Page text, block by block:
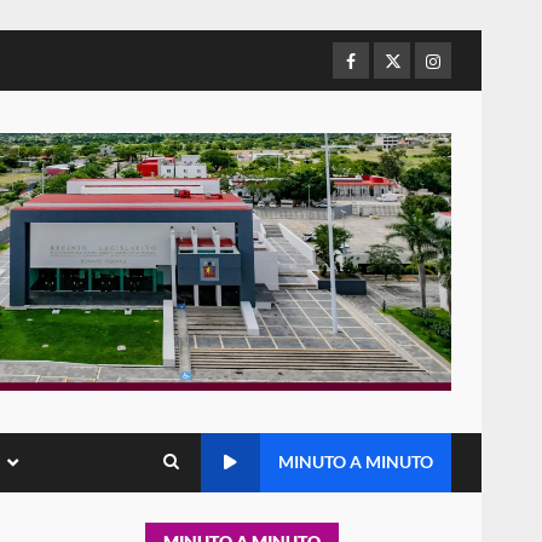
Facebook
TwitterInstagram
MINUTO A MINUTO
animal tras denuncia ciudadana
7
Detienen a Ernesto Ruffo en
Baja California; FGR lo investiga
por presuntos delitos de
delincuencia organizada y
contrabando
16 julio 2026
1
Avanza con orden y
tranquilidad el proceso
electoral extraordinario de
Santiago Xanica: Jesús Romero
7 agosto 2026
Exhorta Poder Legislativo al
IEEPO y al Iocied a realizar una
instalaciones de la Escuela